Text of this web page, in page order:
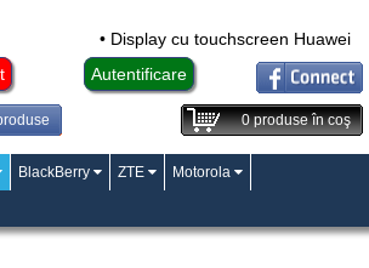
• Display cu touchscreen Huawei
Autentificare
0produse în coş
BlackBerry ZTE Motorola